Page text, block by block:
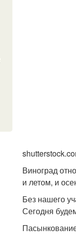
Виноград
и летом, и
Без нашего
Сегодня